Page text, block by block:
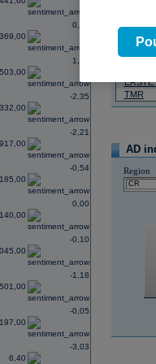
0,74
503,00
1,21
332,00
-2,35
-2,21
185,00
-0,54
140,00
0,00
-0,10
501,00
-1,18
197,00
-0,05
6,40
-3,03
Název
ČEZ
ERSTE
TMR
AD
Region